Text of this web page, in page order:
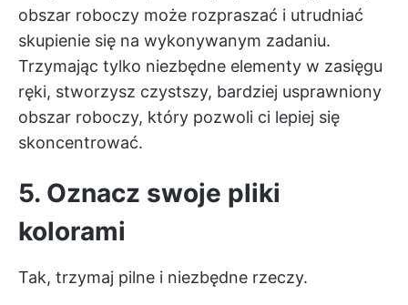
obszar roboczy może rozpraszać i utrudniać
skupienie się na wykonywanym zadaniu.
Trzymając tylko niezbędne elementy w zasięgu
ręki, stworzysz czystszy, bardziej usprawniony
obszar roboczy, który pozwoli ci lepiej się
skoncentrować.
5. Oznacz swoje pliki
kolorami
Tak, trzymaj pilne i niezbędne rzeczy.